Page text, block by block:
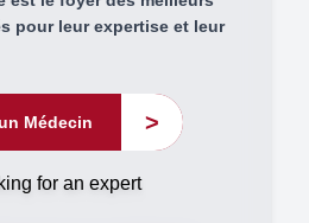
pour leur expertise et leur
Médecin >